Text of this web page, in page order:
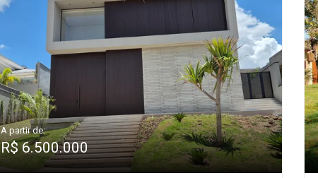
A partir de:
R$ 6.500.000